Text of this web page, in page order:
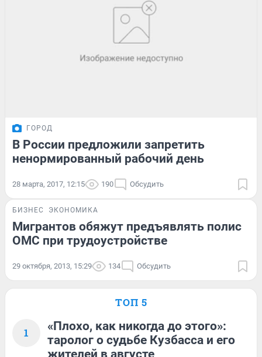
ГОРОД
В России предложили запретить
ненормированный рабочий день
28 марта, 2017, 12:15 190 Обсудить
БИЗНЕС ЭКОНОМИКА
Мигрантов обяжут предъявлять полис
ОМС при трудоустройстве
29 октября, 2013, 15:29 134 Обсудить
ТОП 5
1
«Плохо, как никогда до этого»:
таролог о судьбе Кузбасса и его
жителей в августе